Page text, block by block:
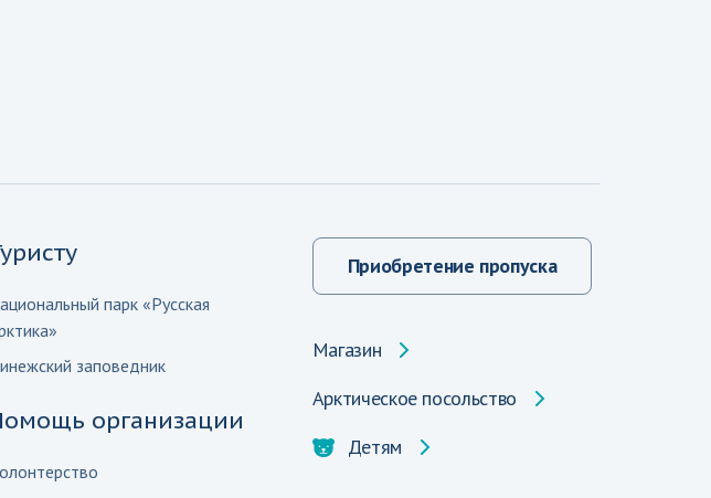
парк «Русская
заповедник
организации
Приобретение пропуска
Магазин
Арктическое посольство
Детям